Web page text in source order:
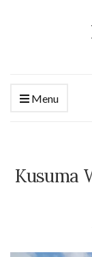
Menu
Kusuma